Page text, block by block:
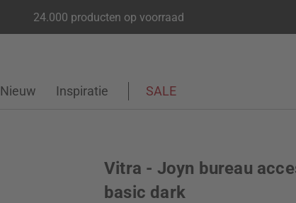
24.000 producten op voorraad
Nieuw Inspiratie SALE
Vitra - Joyn bureau
basic dark